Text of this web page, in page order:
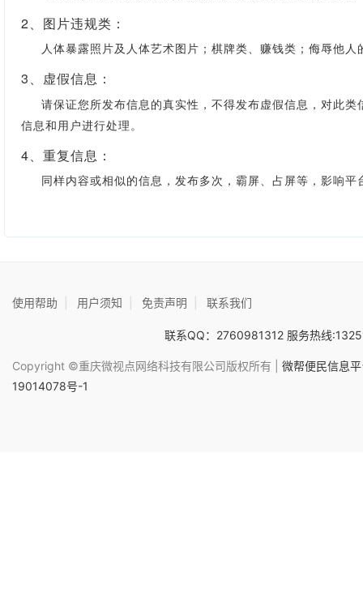
2、图片违规类：
人体暴露照片及人体艺术图片；棋牌类、赚钱类；侮辱他人
3、虚假信息：
请保证您所发布信息的真实性，不得发布虚假信息，对此类
信息和用户进行处理。
4、重复信息：
同样内容或相似的信息，发布多次，霸屏、占屏等，影响平
使用帮助 用户须知 免责声明 联系我们
联系QQ：2760981312 服务热线
Copyright ©重庆微视点网络科技有限公司版权所有 |
微帮便民信息
19014078号-1